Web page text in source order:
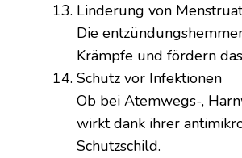
Linderung von
Die
Krämpfe und fördern
Schutz vor Infektionen
Ob bei Atemwegs-,
wirkt dank ihrer
Schutzschild.